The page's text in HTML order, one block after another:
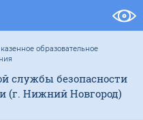
образовательное
службы безопасности
(г. Нижний Новгород)